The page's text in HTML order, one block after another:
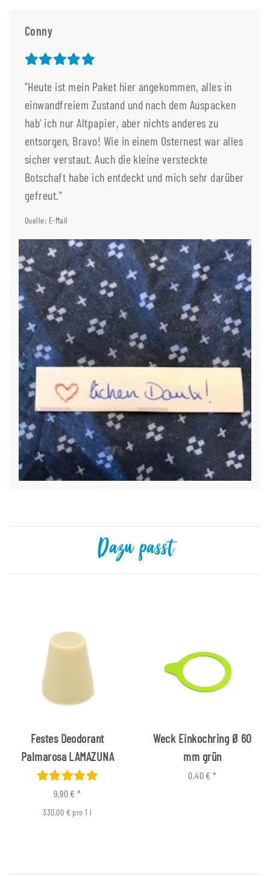
Conny
"Heute ist mein Paket hier angekommen, alles in
einwandfreiem Zustand und nach dem Auspacken
hab‘ ich nur Altpapier, aber nichts anderes zu
entsorgen, Bravo! Wie in einem Osternest war alles
sicher verstaut. Auch die kleine versteckte
Botschaft habe ich entdeckt und mich sehr darüber
gefreut."
Quelle: E-Mail
Dazu passt
Festes Deodorant
Palmarosa LAMAZUNA
9,90 €*
330,00 € pro 1 l
Weck Einkochring Ø 60
mm grün
0,40 €*